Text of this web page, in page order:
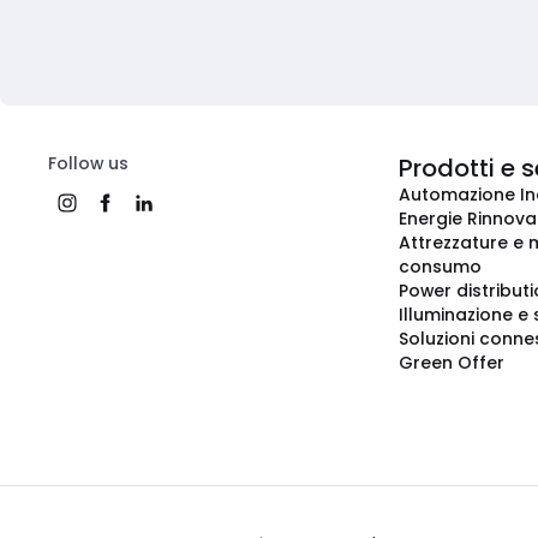
Follow us Prodotti e
Automazione
Energie
Attrezzature e
consumo
Power
Illuminazione
Soluzioni
Green Offer